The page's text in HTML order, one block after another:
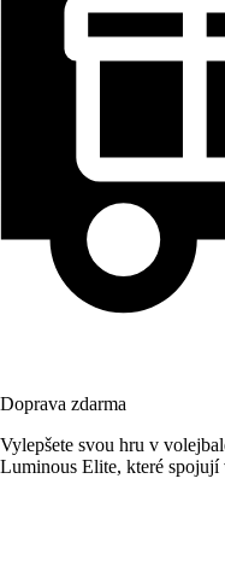
Doprava zdarma
Vylepšete svou hru v
Luminous Elite, které